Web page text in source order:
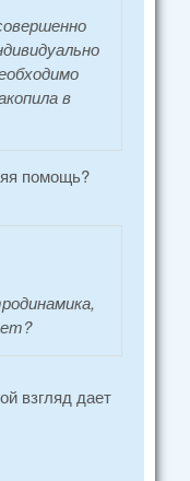
в
помощь?
взгляд дает